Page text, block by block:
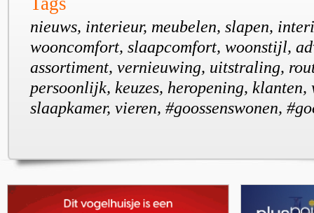
nieuws, interieur, meubelen, slapen,
wooncomfort, slaapcomfort, woonstijl,
assortiment, vernieuwing, uitstraling,
persoonlijk, keuzes, heropening, klanten,
slaapkamer, vieren, #goossenswonen,